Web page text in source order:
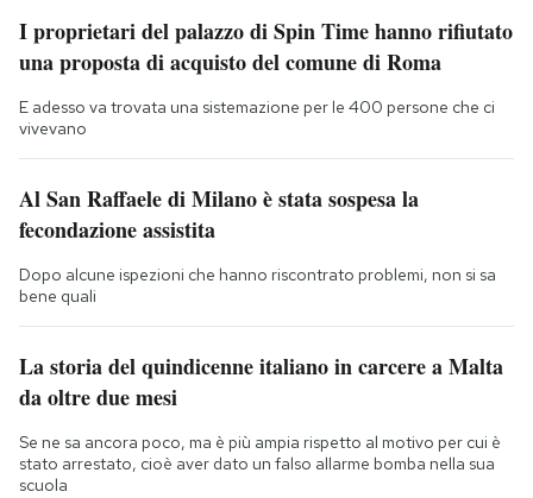
I proprietari del palazzo di Spin Time hanno rifiutato
una proposta di acquisto del comune di Roma
E adesso va trovata una sistemazione per le 400 persone che ci
vivevano
Al San Raffaele di Milano è stata sospesa la
fecondazione assistita
Dopo alcune ispezioni che hanno riscontrato problemi, non si sa
bene quali
La storia del quindicenne italiano in carcere a Malta
da oltre due mesi
Se ne sa ancora poco, ma è più ampia rispetto al motivo per cui è
stato arrestato, cioè aver dato un falso allarme bomba nella sua
scuola